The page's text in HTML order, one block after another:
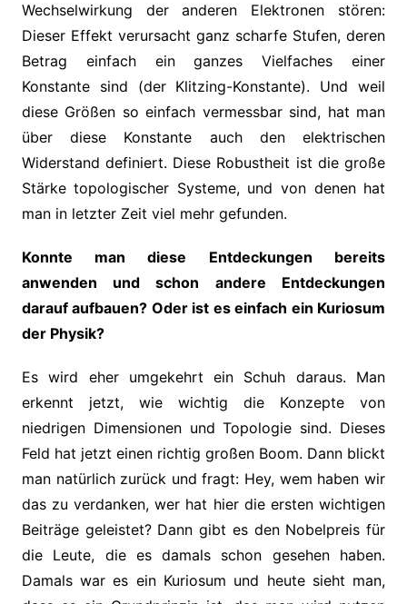
Wechselwirkung der anderen Elektronen stören:
Dieser Effekt verursacht ganz scharfe Stufen, deren
Betrag einfach ein ganzes Vielfaches einer
Konstante sind (der Klitzing-Konstante). Und weil
diese Größen so einfach vermessbar sind, hat man
über diese Konstante auch den elektrischen
Widerstand definiert. Diese Robustheit ist die große
Stärke topologischer Systeme, und von denen hat
man in letzter Zeit viel mehr gefunden.
Konnte man diese Entdeckungen bereits
anwenden und schon andere Entdeckungen
darauf aufbauen? Oder ist es einfach ein Kuriosum
der Physik?
Es wird eher umgekehrt ein Schuh daraus. Man
erkennt jetzt, wie wichtig die Konzepte von
niedrigen Dimensionen und Topologie sind. Dieses
Feld hat jetzt einen richtig großen Boom. Dann blickt
man natürlich zurück und fragt: Hey, wem haben wir
das zu verdanken, wer hat hier die ersten wichtigen
Beiträge geleistet? Dann gibt es den Nobelpreis für
die Leute, die es damals schon gesehen haben.
Damals war es ein Kuriosum und heute sieht man,